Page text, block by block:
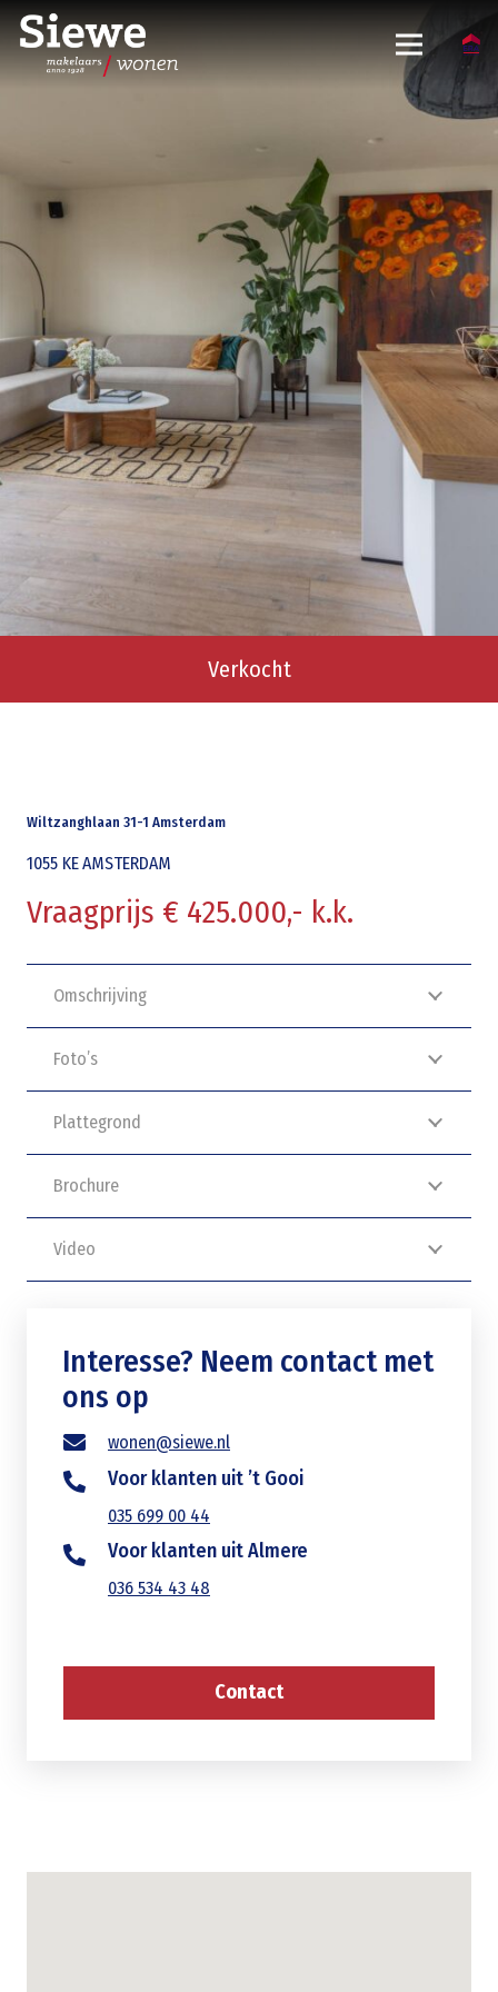
Verkocht
Wiltzanghlaan 31-1 Amsterdam
1055 KEAMSTERDAM
Vraagprijs € 425.000,- k.k.
Omschrijving
Foto’s
Plattegrond
Brochure
Video
Interesse? Neem contact met
ons op
wonen@siewe.nl
Voor klanten uit ’t Gooi
035 699 00 44
Voor klanten uit Almere
036 534 43 48
Contact